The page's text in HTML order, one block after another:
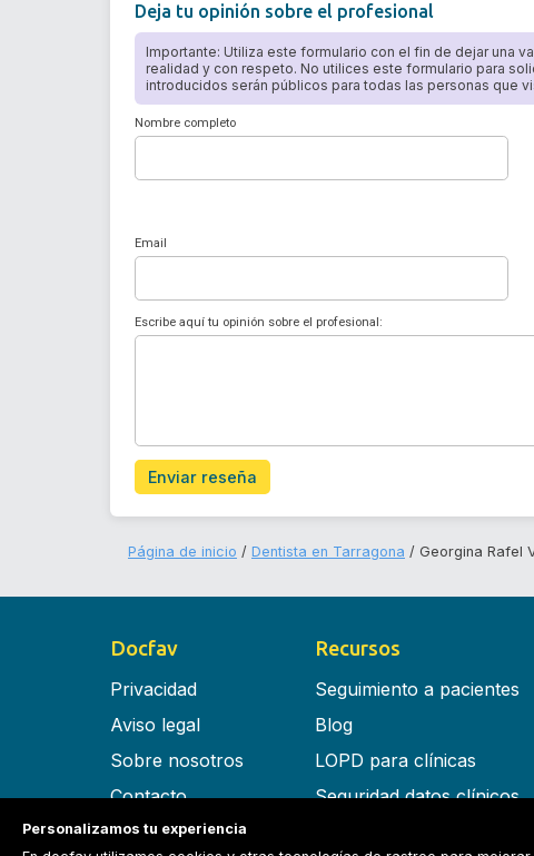
Deja tu opinión sobre el profesional
Importante: Utiliza este formulario con el fin de dejar una
realidad y con respeto. No utilices este formulario para
introducidos serán públicos para todas las personas que
Nombre completo
Email
Escribe aquí tu opinión sobre el profesional:
Enviar reseña
Página de inicio Dentista en Tarragona Georgina Rafel
Docfav
Privacidad
Aviso legal
Sobre nosotros
Contacto
Términos y condiciones
Recursos
Seguimiento a pacientes
Blog
LOPD para clínicas
Seguridad datos clínicos
Personalizamos tu experiencia